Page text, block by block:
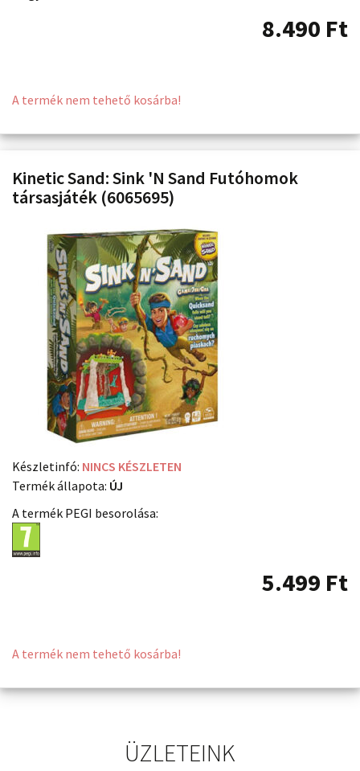
8.490 Ft
A termék nem tehető kosárba!
Kinetic Sand: Sink 'N Sand Futóhomok
társasjáték (6065695)
Készletinfó: NINCS KÉSZLETEN
Termék állapota: ÚJ
A termék PEGI besorolása:
5.499 Ft
A termék nem tehető kosárba!
ÜZLETEINK